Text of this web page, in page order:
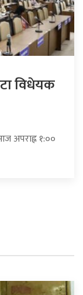
विधेयक
अपराह्न १:००